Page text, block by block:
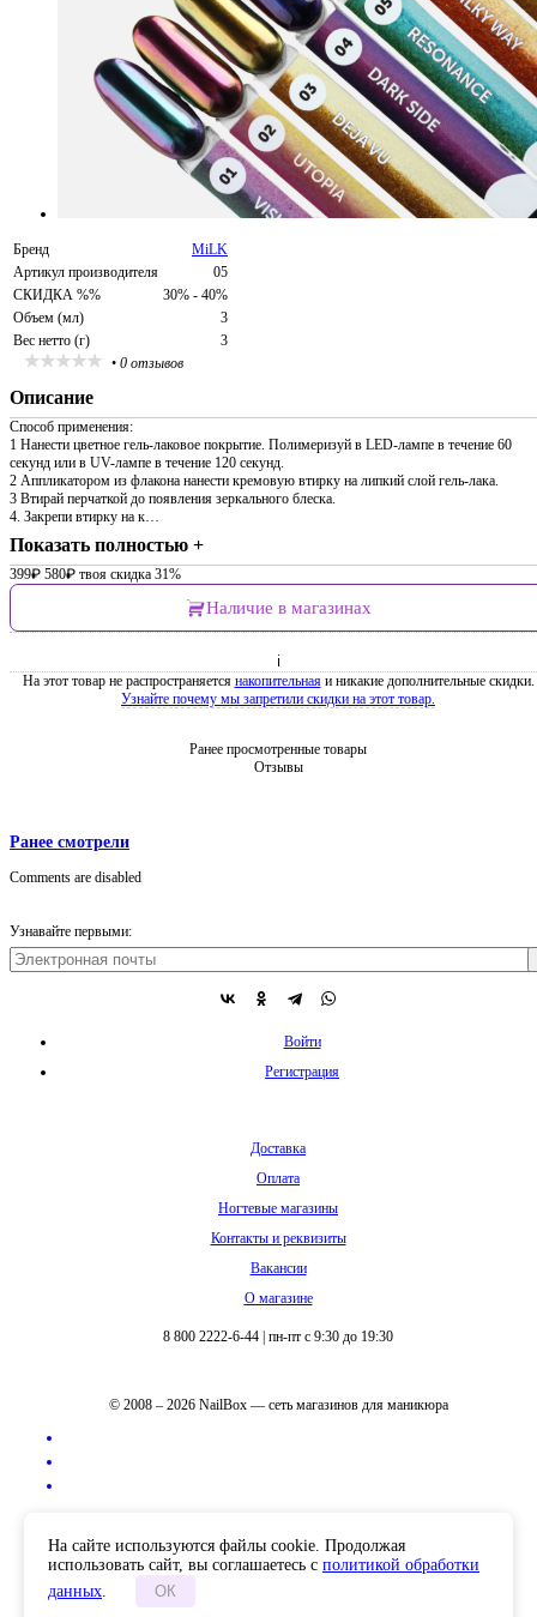
Бренд
MiLK
Артикул производителя
05
СКИДКА %%
30% - 40%
Объем (мл)
3
Вес нетто (г)
3
• 0 отзывов
Описание
Способ применения:
1 Нанести цветное гель-лаковое покрытие. Полимеризуй в LED-лампе в течение 60
секунд или в UV-лампе в течение 120 секунд.
2 Аппликатором из флакона нанести кремовую втирку на липкий слой гель-лака.
3 Втирай перчаткой до появления зеркального блеска.
4. Закрепи втирку на к…
Показать полностью +
399₽ 580₽ твоя скидка 31%
Наличие в магазинах
ℹ
На этот товар не распространяется накопительнаяи никакие дополнительные скидки.
Узнайте почему мы запретили скидки на этот товар.
Ранее просмотренные товары
Отзывы
Ранее смотрели
Comments are disabled
Узнавайте первыми:
Войти
Регистрация
Доставка
Оплата
Ногтевые магазины
Контакты и реквизиты
Вакансии
О магазине
8 800 2222-6-44 пн-пт с 9:30 до 19:30
© 2008 – 2026 NailBox — сеть магазинов для маникюра
На сайте используются файлы cookie. Продолжая
использовать сайт, вы соглашаетесь с политикой обработки
данных. ОК